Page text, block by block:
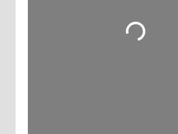
Wird geladen …